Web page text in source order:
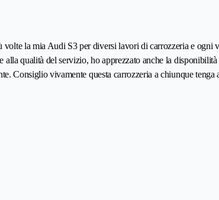
la mia Audi S3 per diversi lavori di carrozzeria e
qualità del servizio, ho apprezzato anche la
Consiglio vivamente questa carrozzeria a chiunque